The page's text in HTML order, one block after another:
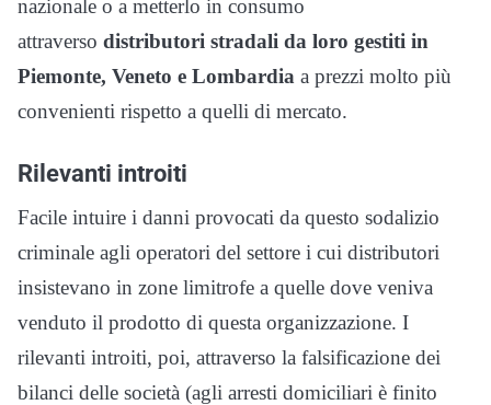
nazionale o a metterlo in consumo
attraverso distributori stradali da loro gestiti in
Piemonte, Veneto e Lombardia a prezzi molto più
convenienti rispetto a quelli di mercato.
Rilevanti introiti
Facile intuire i danni provocati da questo sodalizio
criminale agli operatori del settore i cui distributori
insistevano in zone limitrofe a quelle dove veniva
venduto il prodotto di questa organizzazione. I
rilevanti introiti, poi, attraverso la falsificazione dei
bilanci delle società (agli arresti domiciliari è finito